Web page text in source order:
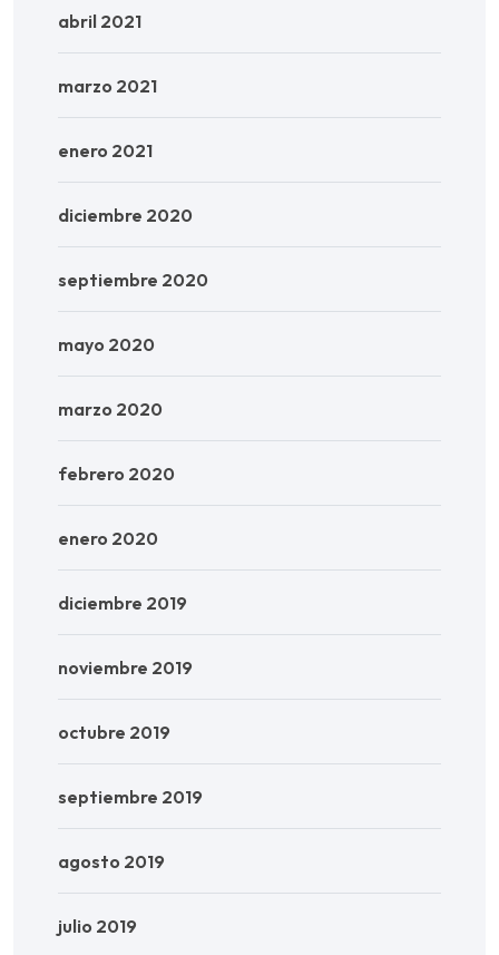
abril 2021
marzo 2021
enero 2021
diciembre 2020
septiembre 2020
mayo 2020
marzo 2020
febrero 2020
enero 2020
diciembre 2019
noviembre 2019
octubre 2019
septiembre 2019
agosto 2019
julio 2019